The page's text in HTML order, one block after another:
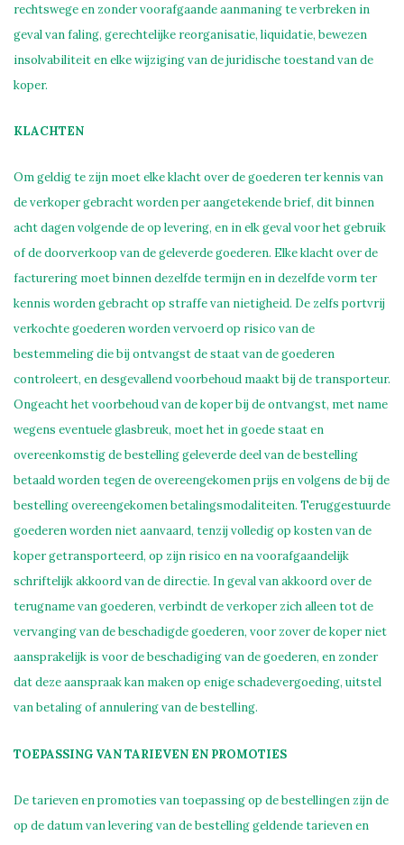
rechtswege en zonder voorafgaande aanmaning te verbreken in
geval van faling, gerechtelijke reorganisatie, liquidatie, bewezen
insolvabiliteit en elke wijziging van de juridische toestand van de
koper.
KLACHTEN
Om geldig te zijn moet elke klacht over de goederen ter kennis van
de verkoper gebracht worden per aangetekende brief, dit binnen
acht dagen volgende de op levering, en in elk geval voor het gebruik
of de doorverkoop van de geleverde goederen. Elke klacht over de
facturering moet binnen dezelfde termijn en in dezelfde vorm ter
kennis worden gebracht op straffe van nietigheid. De zelfs portvrij
verkochte goederen worden vervoerd op risico van de
bestemmeling die bij ontvangst de staat van de goederen
controleert, en desgevallend voorbehoud maakt bij de transporteur.
Ongeacht het voorbehoud van de koper bij de ontvangst, met name
wegens eventuele glasbreuk, moet het in goede staat en
overeenkomstig de bestelling geleverde deel van de bestelling
betaald worden tegen de overeengekomen prijs en volgens de bij de
bestelling overeengekomen betalingsmodaliteiten. Teruggestuurde
goederen worden niet aanvaard, tenzij volledig op kosten van de
koper getransporteerd, op zijn risico en na voorafgaandelijk
schriftelijk akkoord van de directie. In geval van akkoord over de
terugname van goederen, verbindt de verkoper zich alleen tot de
vervanging van de beschadigde goederen, voor zover de koper niet
aansprakelijk is voor de beschadiging van de goederen, en zonder
dat deze aanspraak kan maken op enige schadevergoeding, uitstel
van betaling of annulering van de bestelling.
TOEPASSING VAN TARIEVEN EN PROMOTIES
De tarieven en promoties van toepassing op de bestellingen zijn de
op de datum van levering van de bestelling geldende tarieven en